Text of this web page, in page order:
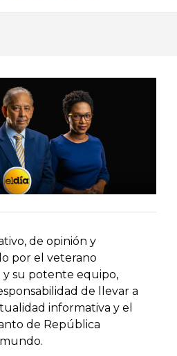
de opinión y
por el veterano
y su potente equipo,
de llevar a
informativa y el
de República